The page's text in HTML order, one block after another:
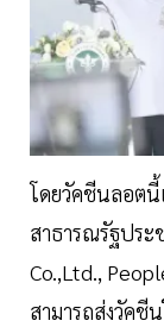
โดยวัคชีนลอต
สาธารณรัฐประ
Co.,Ltd.,
สามารถส่งวัคชี